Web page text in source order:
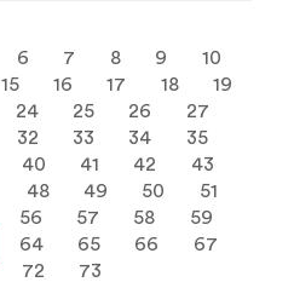
6 7 8 9
10
15 16 17 18
19
24 25 26
27
32 33 34
35
40 41 42
43
48 49 50
51
56 57 58
59
64 65 66
67
72 73